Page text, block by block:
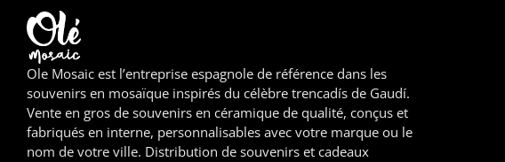
Ole Mosaic est l’entreprise espagnole de référence dans les
souvenirs en mosaïque inspirés du célèbre trencadís de Gaudí.
Vente en gros de souvenirs en céramique de qualité, conçus et
fabriqués en interne, personnalisables avec votre marque ou le
nom de votre ville. Distribution de souvenirs et cadeaux